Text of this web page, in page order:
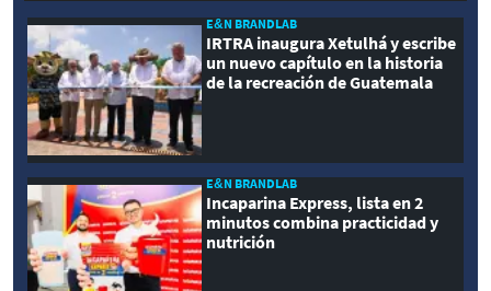
E&N BRANDLAB
IRTRA inaugura Xetulhá y escribe
un nuevo capítulo en la historia
de la recreación de Guatemala
E&N BRANDLAB
Incaparina Express, lista en 2
minutos combina practicidad y
nutrición